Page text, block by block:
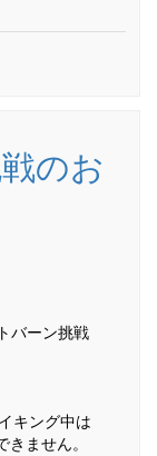
のお
バーン挑戦
キング中は
ません。